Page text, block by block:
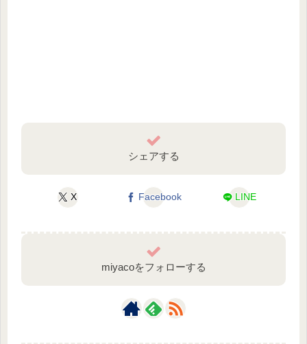
シェアする
X Facebook LINE
miyacoをフォローする